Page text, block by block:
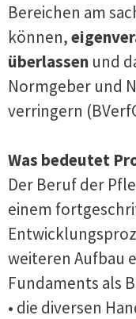
Bereichen am
können,
überlassen und
Normgeber und
verringern
Was bedeutet
Der Beruf der
einem
weiteren Aufbau
Fundaments als
• die diversen